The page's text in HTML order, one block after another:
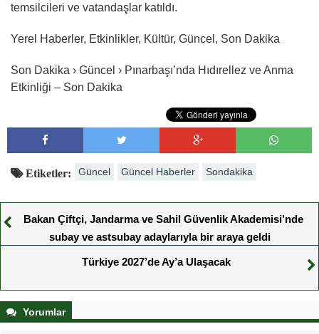
temsilcileri ve vatandaşlar katıldı.
Yerel Haberler, Etkinlikler, Kültür, Güncel, Son Dakika
Son Dakika › Güncel › Pınarbaşı’nda Hıdırellez ve Anma
Etkinliği – Son Dakika
Etiketler: Güncel Güncel Haberler Sondakika
Bakan Çiftçi, Jandarma ve Sahil Güvenlik Akademisi’nde
subay ve astsubay adaylarıyla bir araya geldi
Türkiye 2027’de Ay’a Ulaşacak
Yorumlar